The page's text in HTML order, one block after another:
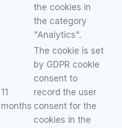
the cookies in
the category
"Analytics".
11
months
The cookie is set
by GDPR cookie
consent to
record the user
consent for the
cookies in the